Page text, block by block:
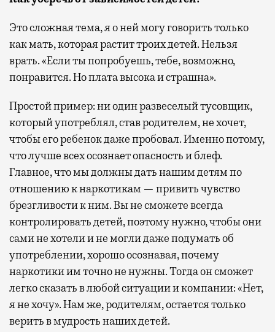
Это сложная тема, я о ней могу говорить только
как мать, которая растит троих детей. Нельзя
врать. «Если ты попробуешь, тебе, возможно,
понравится. Но плата высока и страшна».
Простой пример: ни один развеселый тусовщик,
который употреблял, став родителем, не хочет,
чтобы его ребенок даже пробовал. Именно потому,
что лучше всех осознает опасность и блеф.
Главное, что мы должны дать нашим детям по
отношению к наркотикам — привить чувство
брезгливости к ним. Вы не сможете всегда
контролировать детей, поэтому нужно, чтобы они
сами не хотели и не могли даже подумать об
употреблении, хорошо осознавая, почему
наркотики им точно не нужны. Тогда он сможет
легко сказать в любой ситуации и компании: «Нет,
я не хочу». Нам же, родителям, остается только
верить в мудрость наших детей.